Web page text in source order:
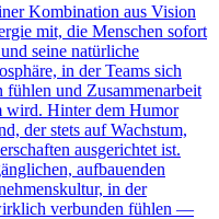
Kombination aus Vision
mit, die Menschen sofort
seine natürliche
in der Teams sich
und Zusammenarbeit
wird. Hinter dem Humor
der stets auf Wachstum,
ausgerichtet ist.
aufbauenden
in der
verbunden fühlen —